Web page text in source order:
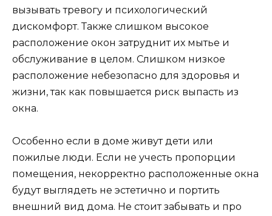
вызывать тревогу и психологический
дискомфорт. Также слишком высокое
расположение окон затруднит их мытье и
обслуживание в целом. Слишком низкое
расположение небезопасно для здоровья и
жизни, так как повышается риск выпасть из
окна.
Особенно если в доме живут дети или
пожилые люди. Если не учесть пропорции
помещения, некорректно расположенные окна
будут выглядеть не эстетично и портить
внешний вид дома. Не стоит забывать и про